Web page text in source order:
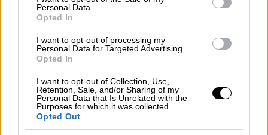
Personal Data.
Opted In
I want to opt-out of processing my
Personal Data for Targeted Advertising.
Opted In
I want to opt-out of Collection, Use,
Retention, Sale, and/or Sharing of my
Personal Data that Is Unrelated with the
Purposes for which it was collected.
Opted Out
POPULAR VIDEOS
Κεντρικό...| 06.08.2026 20:05